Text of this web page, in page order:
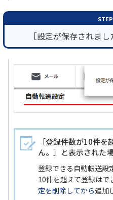
STEP
［設定が保存されま
［登録件数が10件
ん。］と表示された
登録できる自動転送設
10件を超えて登録はで
定を削除してから追加